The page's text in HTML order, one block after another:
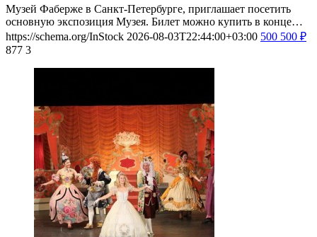
Музей Фаберже в Санкт-Петербурге, приглашает посетить
основную экспозиция Музея. Билет можно купить в конце…
https://schema.org/InStock 2026-08-03T22:44:00+03:00 500 500 ₽
877 3